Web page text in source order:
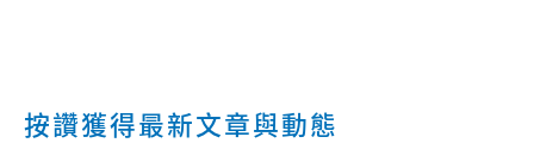
按讚獲得最新文章與動態